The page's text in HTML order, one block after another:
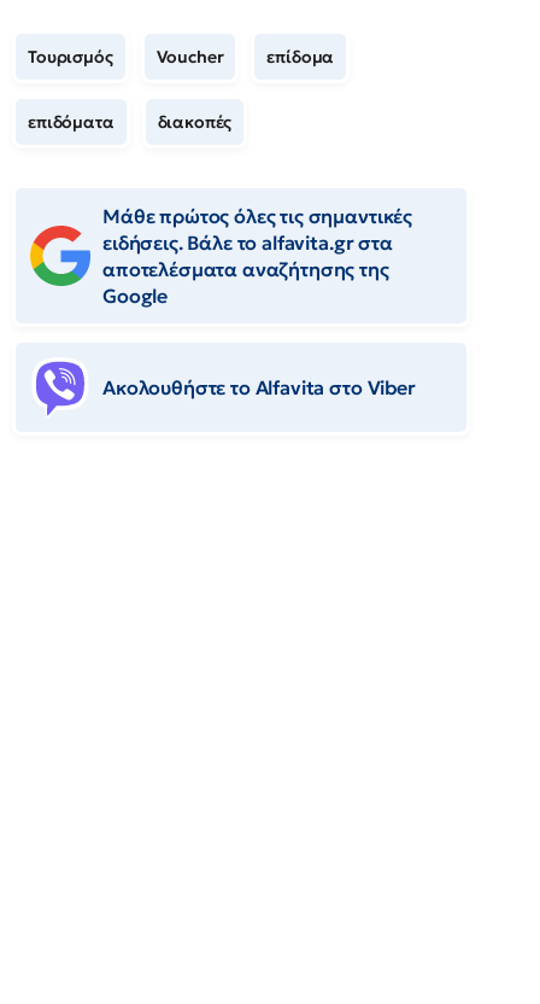
Τουρισμός Voucher επίδομα
επιδόματα διακοπές
Μάθε πρώτος όλες τις σημαντικές
ειδήσεις. Βάλε το alfavita.gr στα
αποτελέσματα αναζήτησης της
Google
Ακολουθήστε το Αlfavita στο Viber